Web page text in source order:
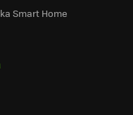
Smart Home